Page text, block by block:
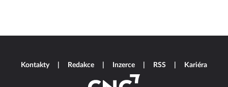
Kontakty Redakce Inzerce RSS Kariéra